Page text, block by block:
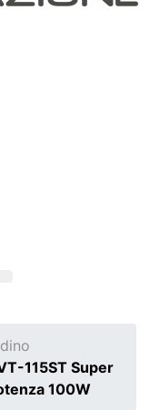
115ST Super
100W